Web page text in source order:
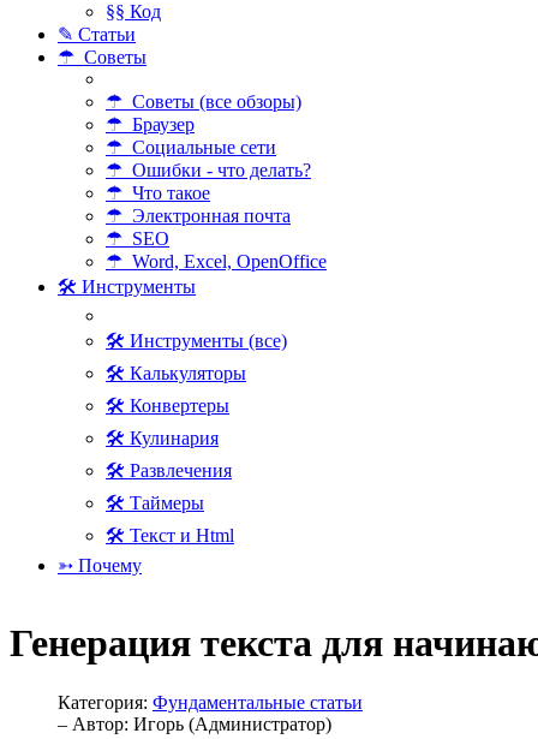
§§ Код
✎ Статьи
☂ Советы
☂ Советы (все обзоры)
☂ Браузер
☂ Социальные сети
☂ Ошибки - что делать?
☂ Что такое
☂ Электронная почта
☂ SEO
☂ Word, Excel, OpenOffice
🛠 Инструменты
🛠 Инструменты (все)
🛠 Калькуляторы
🛠 Конвертеры
🛠 Кулинария
🛠 Развлечения
🛠 Таймеры
🛠 Текст и Html
➳ Почему
Генерация текста для
Категория: Фундаментальные статьи
– Автор: Игорь (Администратор)